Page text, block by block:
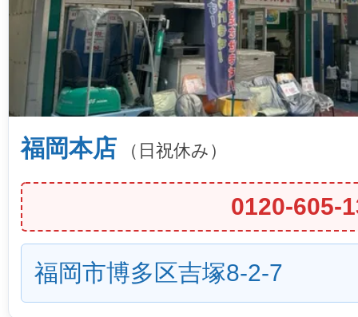
福岡本店 （日祝休み）
0120-605-
福岡市博多区吉塚8-2-7